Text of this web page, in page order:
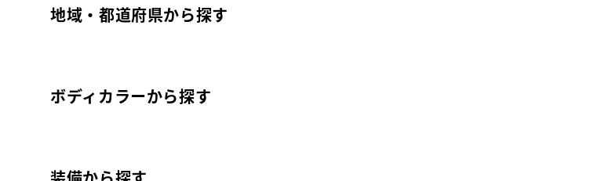
地域・都道府県から探す
ボディカラーから探す